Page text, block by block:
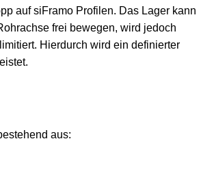
auf siFramo Profilen. Das Lager kann
frei bewegen, wird jedoch
Hierdurch wird ein definierter
aus: